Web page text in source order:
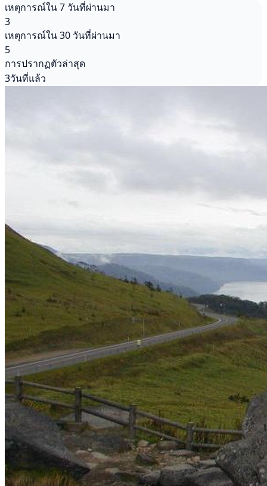
เหตุการณ์ใน 7 วันที่ผ่านมา
3
เหตุการณ์ใน 30 วันที่ผ่านมา
5
การปรากฏตัวล่าสุด
3วันที่แล้ว